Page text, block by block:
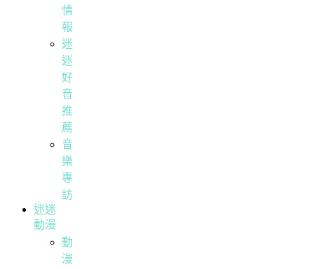
情
報
迷
迷
好
音
推
薦
音
樂
專
訪
迷迷
動漫
動
漫